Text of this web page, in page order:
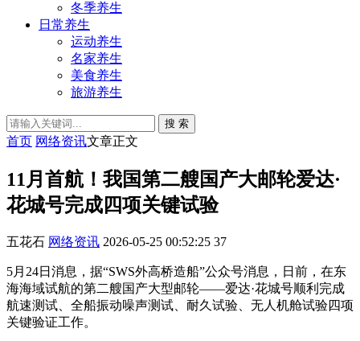
冬季养生
日常养生
运动养生
名家养生
美食养生
旅游养生
搜 索
首页 网络资讯文章正文
11月首航！我国第二艘国产大邮轮爱达·
花城号完成四项关键试验
五花石 网络资讯 2026-05-25 00:52:25 37
5月24日消息，据“SWS外高桥造船”公众号消息，日前，在东
海海域试航的第二艘国产大型邮轮——爱达·花城号顺利完成
航速测试、全船振动噪声测试、耐久试验、无人机舱试验四项
关键验证工作。